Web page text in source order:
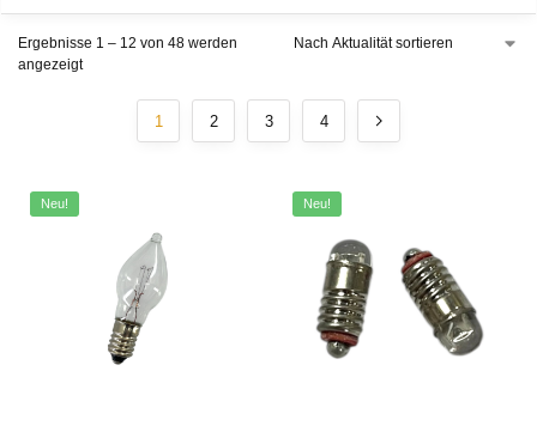
Ergebnisse 1 – 12 von 48 werden
angezeigt
1 2 3 4
Neu! Neu!